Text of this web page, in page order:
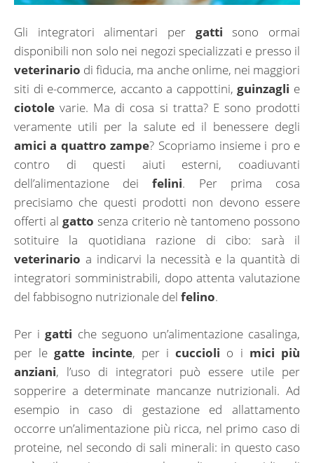
Gli integratori alimentari per gatti sono ormai
disponibili non solo nei negozi specializzati e presso il
veterinario di fiducia, ma anche onlime, nei maggiori
siti di e-commerce, accanto a cappottini,guinzagli e
ciotole varie. Ma di cosa si tratta? E sono prodotti
veramente utili per la salute ed il benessere degli
amici a quattro zampe? Scopriamo insieme i pro e
contro di questi aiuti esterni, coadiuvanti
dell’alimentazione deifelini. Per prima cosa
precisiamo che questi prodotti non devono essere
offerti al gatto senza criterio nè tantomeno possono
sotituire la quotidiana razione di cibo: sarà il
veterinario a indicarvi la necessità e la quantità di
integratori somministrabili, dopo attenta valutazione
del fabbisogno nutrizionale del felino.
Per igatti che seguono un’alimentazione casalinga,
per legatte incinte, per icuccioli o i mici più
anziani, l’uso di integratori può essere utile per
sopperire a determinate mancanze nutrizionali. Ad
esempio in caso di gestazione ed allattamento
occorre un’alimentazione più ricca, nel primo caso di
proteine, nel secondo di sali minerali: in questo caso